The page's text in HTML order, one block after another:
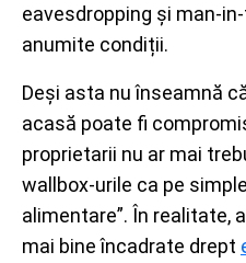
eavesdropping și man-
anumite condiții.
Deși asta nu înseamnă
acasă poate fi
proprietarii nu ar mai
wallbox-urile ca pe
alimentare”. În realitate,
mai bine încadrate drept